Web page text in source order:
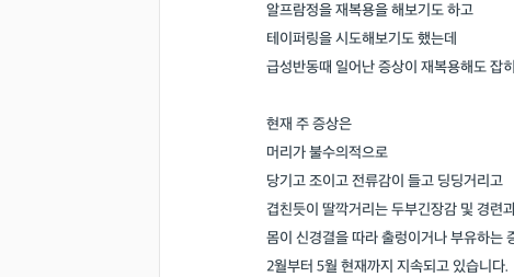
알프람정을 재복용을 해보기도 하고
테이퍼링을 시도해보기도 했는데
급성반동때 일어난 증상이 재복용해도 잡
현재 주 증상은
머리가 불수의적으로
당기고 조이고 전류감이 들고 딩딩거리고
겹친듯이 딸깍거리는 두부긴장감 및 경련
몸이 신경결을 따라 출렁이거나 부유하는
2월부터 5월 현재까지 지속되고 있습니다.